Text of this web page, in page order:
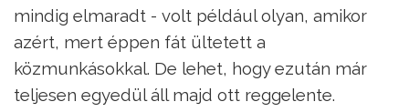
mindig elmaradt - volt például olyan, amikor
azért, mert éppen fát ültetett a
közmunkásokkal. De lehet, hogy ezután már
teljesen egyedül áll majd ott reggelente.